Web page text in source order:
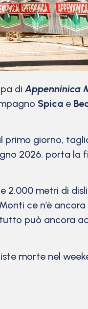
di Appenninica
Spica e
giorno,
2026, porta la
2.000 metri di
ce n’è
può ancora
morte nel